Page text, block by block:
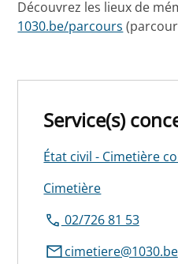
Découvrez les lieux de
1030.be/parcours
Service(s)
État civil - Cimetière
Cimetière
02/726 81 53
cimetiere@1030.be